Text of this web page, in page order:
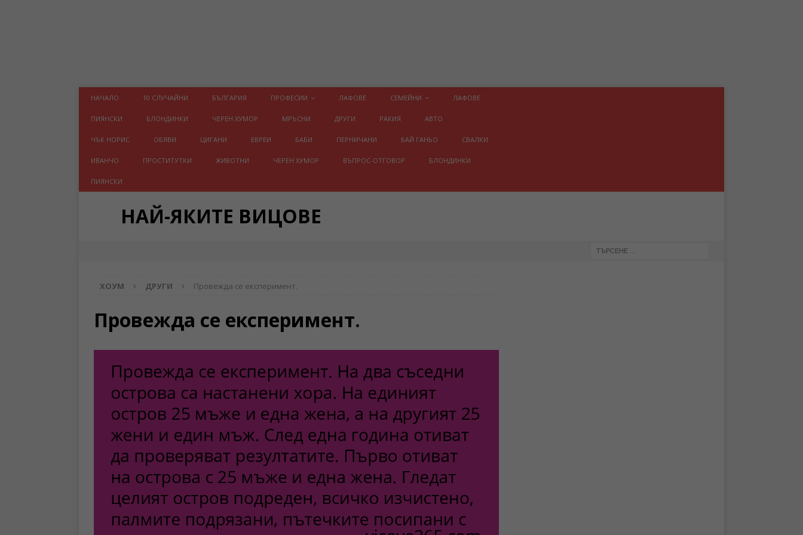
НАЧАЛО 10 СЛУЧАЙНИ БЪЛГАРИЯ ПРОФЕСИИ ЛАФОВЕ СЕМЕЙНИ ЛАФОВЕ
ПИЯНСКИ БЛОНДИНКИ ЧЕРЕН ХУМОР МРЪСНИ ДРУГИ РАКИЯ АВТО
ЧЪК НОРИС ОБЯВИ ЦИГАНИ ЕВРЕИ БАБИ ПЕРНИЧАНИ БАЙ ГАНЬО СВАЛКИ
ИВАНЧО ПРОСТИТУТКИ ЖИВОТНИ ЧЕРЕН ХУМОР ВЪПРОС-ОТГОВОР БЛОНДИНКИ
ПИЯНСКИ
НАЙ-ЯКИТЕ ВИЦОВЕ
ХОУМ ДРУГИ Провежда се експеримент.
Провежда се експеримент.